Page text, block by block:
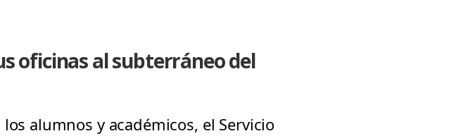
oficinas al subterráneo del
alumnos y académicos, el Servicio